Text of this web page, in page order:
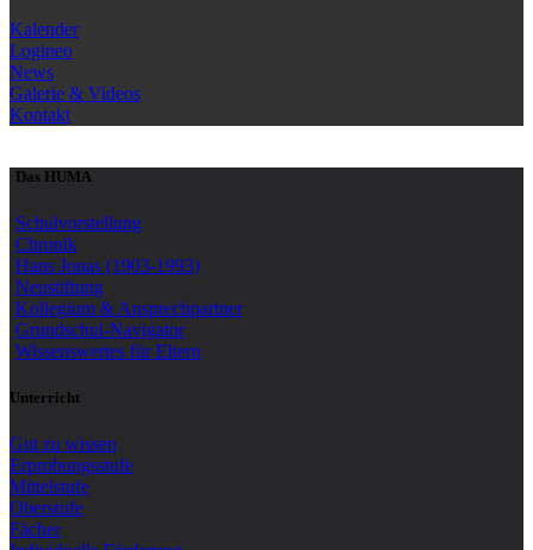
Kalender
Logineo
News
Galerie & Videos
Kontakt
Das HUMA
Schulvorstellung
Chronik
Hans Jonas (1903-1993)
Neustiftung
Kollegium & Ansprechpartner
Grundschul-Navigator
Wissenswertes für Eltern
Unterricht
Gut zu wissen
Erprobungsstufe
Mittelstufe
Oberstufe
Fächer